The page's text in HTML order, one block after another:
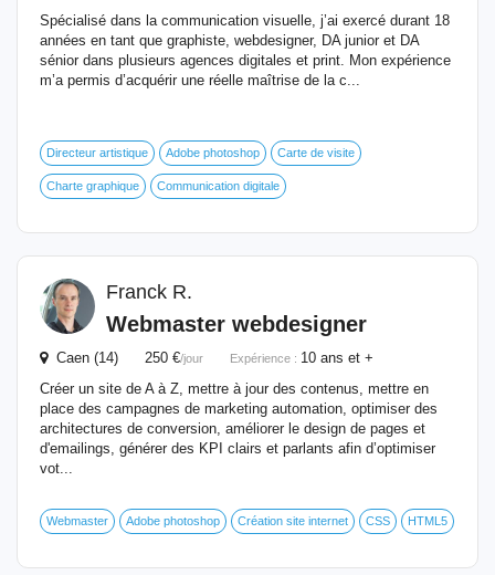
Spécialisé dans la communication visuelle, j’ai exercé durant 18
années en tant que graphiste, webdesigner, DA junior et DA
sénior dans plusieurs agences digitales et print. Mon expérience
m’a permis d’acquérir une réelle maîtrise de la c...
Directeur artistique Adobe photoshop Carte de visite
Charte graphique Communication digitale
Franck R.
Webmaster webdesigner
Caen (14) 250 €/jour Expérience : 10 ans et +
Créer un site de A à Z, mettre à jour des contenus, mettre en
place des campagnes de marketing automation, optimiser des
architectures de conversion, améliorer le design de pages et
d'emailings, générer des KPI clairs et parlants afin d’optimiser
vot...
Webmaster Adobe photoshop Création site internet CSS HTML5